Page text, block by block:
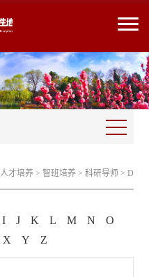
人才培养 > 智班培养 > 科研导师> D
I J K L M N
O
X Y Z